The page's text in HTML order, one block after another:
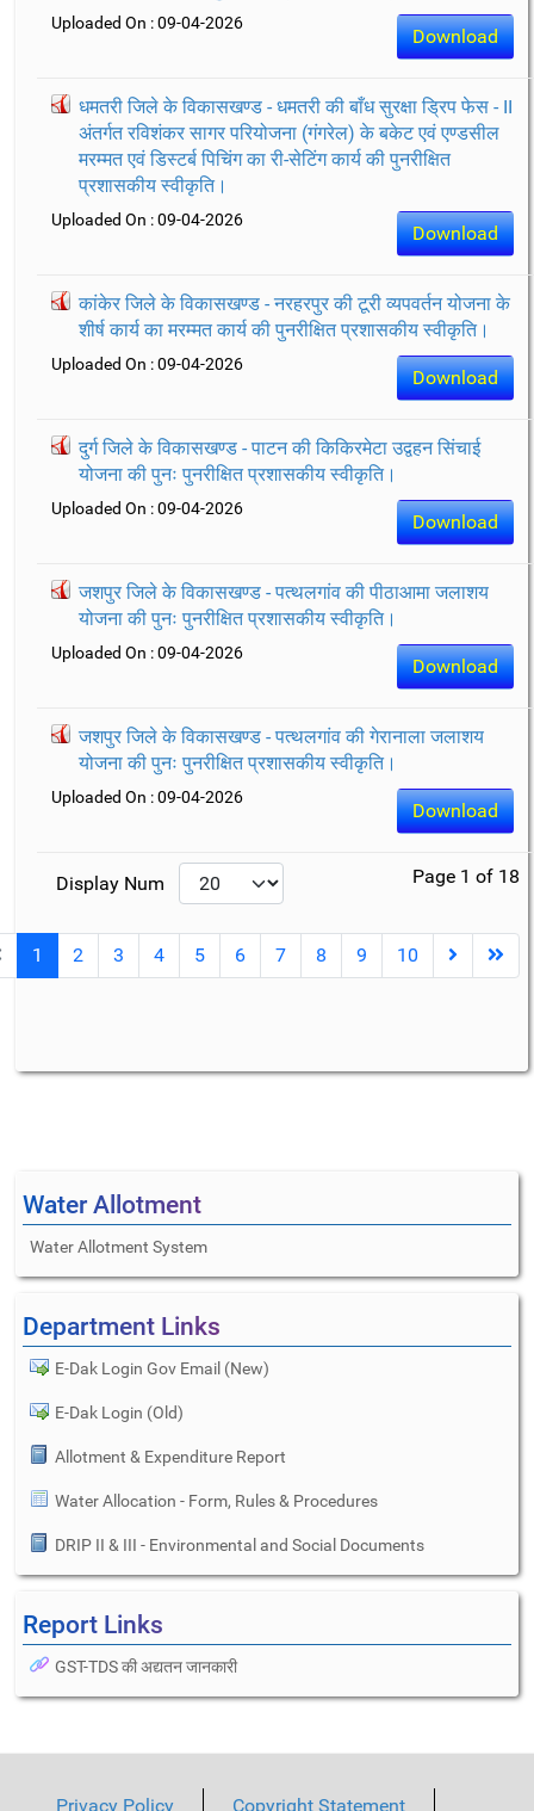
Download
Uploaded On : 09-04-2026
धमतरी जिले के विकासखण्ड - धमतरी की बाँध सुरक्षा ड्रिप फेस - II
अंतर्गत रविशंकर सागर परियोजना (गंगरेल) के बकेट एवं एण्डसील
मरम्मत एवं डिस्टर्ब पिचिंग का री-सेटिंग कार्य की पुनरीक्षित
प्रशासकीय स्वीकृति।
Download
Uploaded On : 09-04-2026
कांकेर जिले के विकासखण्ड - नरहरपुर की टूरी व्यपवर्तन योजना के
शीर्ष कार्य का मरम्मत कार्य की पुनरीक्षित प्रशासकीय स्वीकृति।
Download
Uploaded On : 09-04-2026
दुर्ग जिले के विकासखण्ड - पाटन की किकिरमेटा उद्वहन सिंचाई
योजना की पुनः पुनरीक्षित प्रशासकीय स्वीकृति।
Download
Uploaded On : 09-04-2026
जशपुर जिले के विकासखण्ड - पत्थलगांव की पीठाआमा जलाशय
योजना की पुनः पुनरीक्षित प्रशासकीय स्वीकृति।
Download
Uploaded On : 09-04-2026
जशपुर जिले के विकासखण्ड - पत्थलगांव की गेरानाला जलाशय
योजना की पुनः पुनरीक्षित प्रशासकीय स्वीकृति।
Download
Uploaded On : 09-04-2026
Display Num Page 1 of 18
1 2 3 4 5 6 7 8 9 10
Water Allotment
Water Allotment System
Department Links
E-Dak Login Gov Email (New)
E-Dak Login (Old)
Allotment & Expenditure Report
Water Allocation - Form, Rules & Procedures
DRIP II & III - Environmental and Social Documents
Report Links
GST-TDS की अद्यतन जानकारी
Privacy Policy Copyright Statement